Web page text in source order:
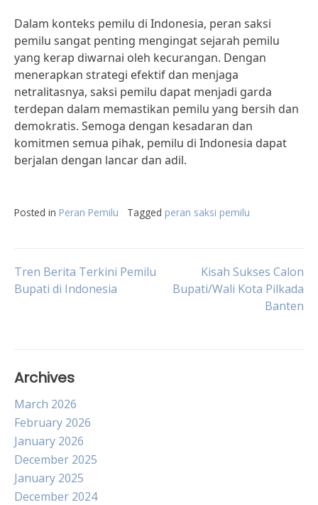
Dalam konteks pemilu di Indonesia, peran saksi
pemilu sangat penting mengingat sejarah pemilu
yang kerap diwarnai oleh kecurangan. Dengan
menerapkan strategi efektif dan menjaga
netralitasnya, saksi pemilu dapat menjadi garda
terdepan dalam memastikan pemilu yang bersih dan
demokratis. Semoga dengan kesadaran dan
komitmen semua pihak, pemilu di Indonesia dapat
berjalan dengan lancar dan adil.
Posted in Peran Pemilu Tagged peran saksi pemilu
Post
Tren Berita Terkini Pemilu
Bupati di Indonesia
Kisah Sukses Calon
Bupati/Wali Kota Pilkada
Banten
Archives
March 2026
February 2026
January 2026
December 2025
January 2025
December 2024